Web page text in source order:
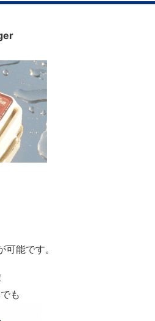
能です。
も